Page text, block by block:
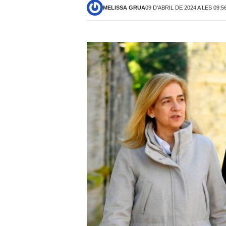
MELISSA GRUA09 D'ABRIL DE 2024 A LES